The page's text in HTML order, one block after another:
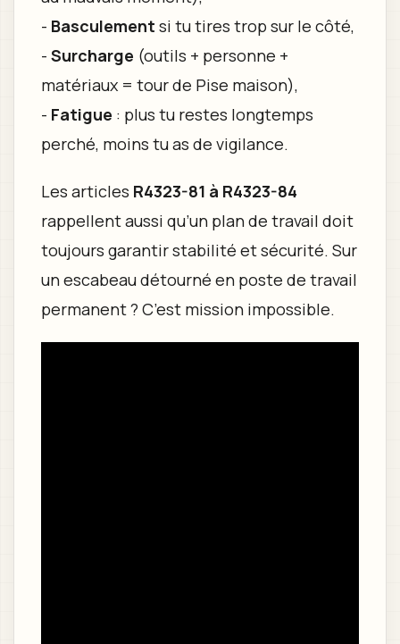
- Basculement si tu tires trop sur le côté,
- Surcharge (outils + personne +
matériaux = tour de Pise maison),
- Fatigue : plus tu restes longtemps
perché, moins tu as de vigilance.
Les articles R4323-81 à R4323-84
rappellent aussi qu’un plan de travail doit
toujours garantir stabilité et sécurité. Sur
un escabeau détourné en poste de travail
permanent ? C’est mission impossible.